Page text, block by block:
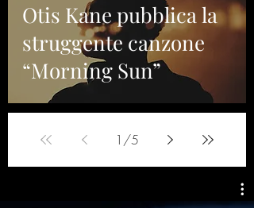
Otis Kane pubblica la
struggente canzone
“Morning Sun”
1 /5